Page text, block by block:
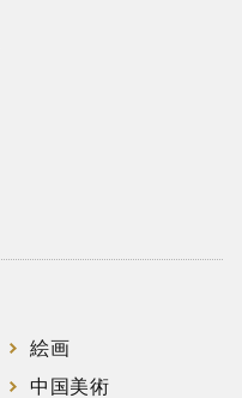
絵画
中国美術